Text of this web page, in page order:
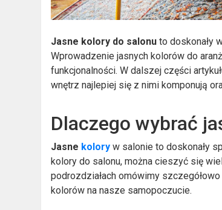
Jasne kolory do salonu to doskonały
Wprowadzenie jasnych kolorów do
funkcjonalności. W dalszej części
wnętrz najlepiej się z nimi komponują
Dlaczego wybrać
Jasne kolory w salonie to doskonały
kolory do salonu, można cieszyć się
podrozdziałach omówimy
kolorów na nasze samopoczucie.